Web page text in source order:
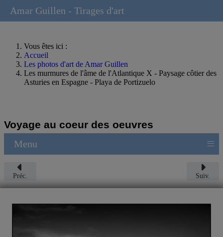
Vous êtes ici :
Accueil
Les photos d'art de Amar Guillen
Les murmures de l'âme de l'Atlantique X - Paysage côtier des
Asturies en Espagne - Playa de Portizuelo
Voyage au coeur des oeuvres
Menu ≡
Préc. Suiv.
Amar Guillen - Tirages d'art